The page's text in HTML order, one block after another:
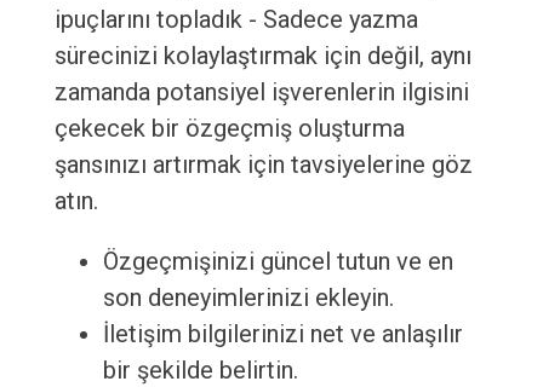
ipuçlarını topladık - Sadece yazma
sürecinizi kolaylaştırmak için değil, aynı
zamanda potansiyel işverenlerin ilgisini
çekecek bir özgeçmiş oluşturma
şansınızı artırmak için tavsiyelerine göz
atın.
Özgeçmişinizi güncel tutun ve en
son deneyimlerinizi ekleyin.
İletişim bilgilerinizi net ve anlaşılır
bir şekilde belirtin.